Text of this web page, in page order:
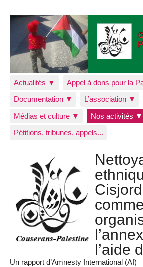
Actualités ▼ Appel à dons pour la
Documentation ▼
L’association ▼
Médias et culture ▼
Nos activités ▼
Pétitions, tribunes, appels...
l’aide
Un rapport d’Amnesty International (AI)